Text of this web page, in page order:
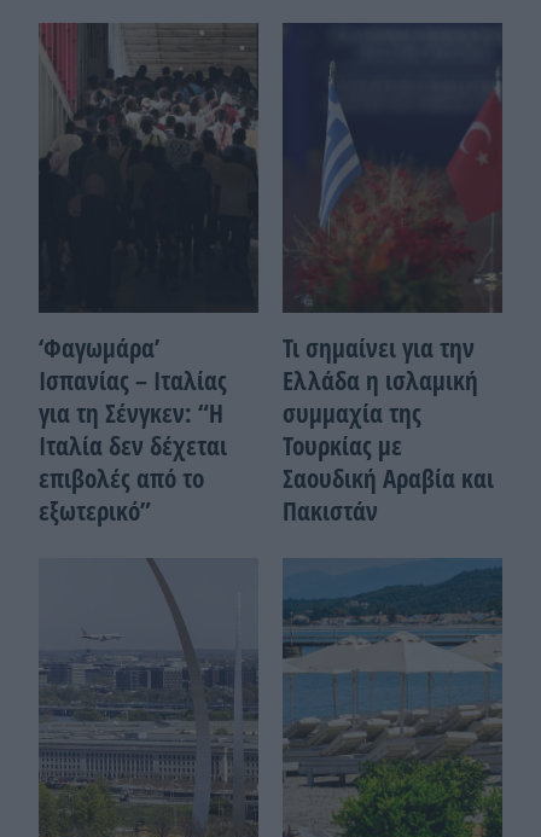
‘Φαγωμάρα’
Ισπανίας – Ιταλίας
για τη Σένγκεν: “Η
Ιταλία δεν δέχεται
επιβολές από το
εξωτερικό”
Τι σημαίνει για την
Ελλάδα η ισλαμική
συμμαχία της
Τουρκίας με
Σαουδική Αραβία και
Πακιστάν